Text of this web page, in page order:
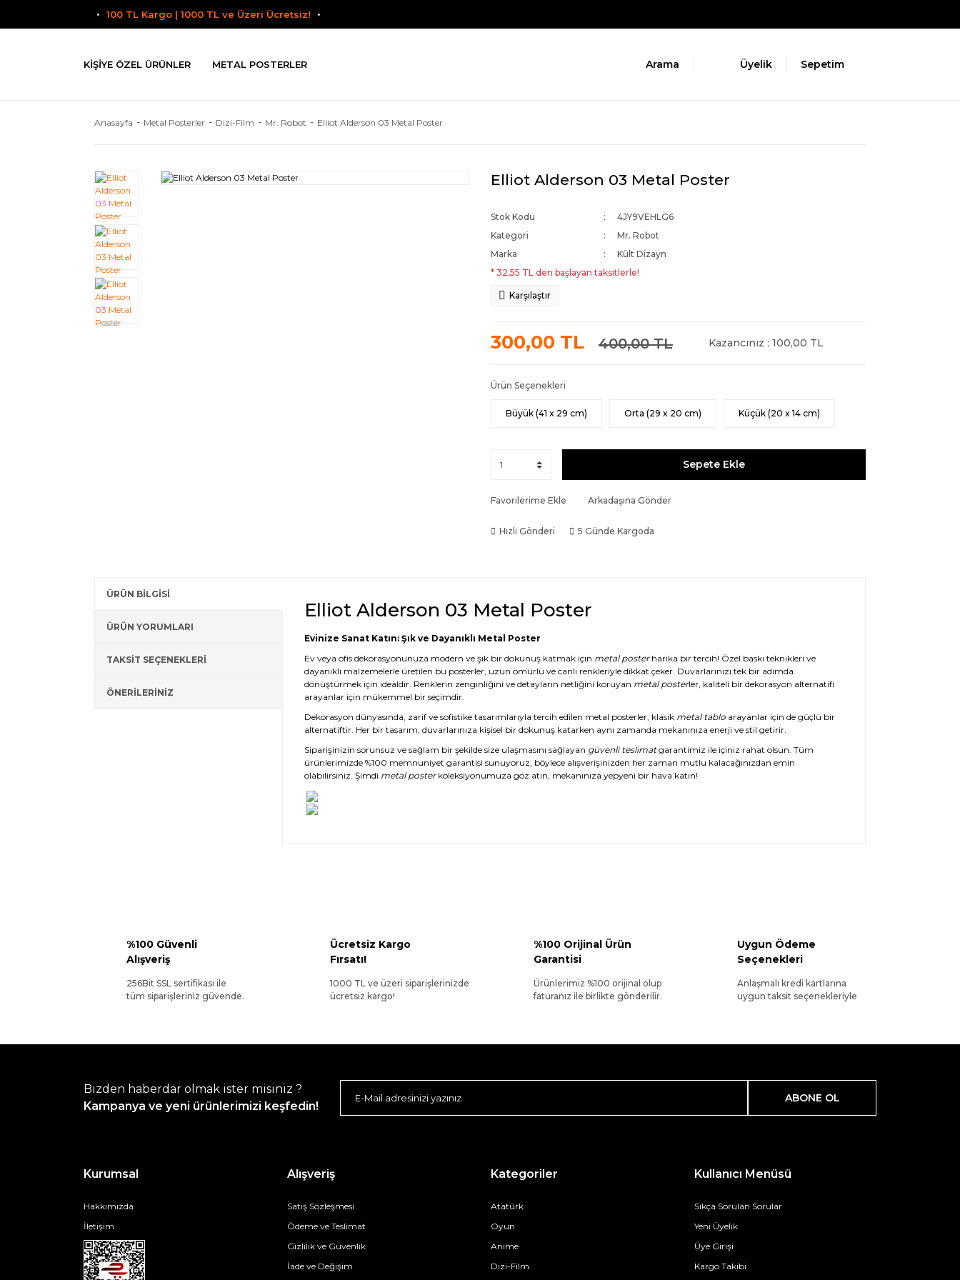
100 TL Kargo | 1000 TL ve Üzeri Ücretsiz!
KIŞIYE ÖZEL ÜRÜNLER METAL POSTERLER Arama Üyelik Sepetim
Anasayfa Metal Posterler Dizi-Film Mr. Robot Elliot Alderson 03 Metal Poster
Elliot Alderson 03 Metal Poster
Stok Kodu
4JY9VEHLG6
Kategori
Mr. Robot
Marka
Kült Dizayn
* 32,55 TL den başlayan taksitlerle!
Karşılaştır
300,00 TL 400,00 TL Kazancınız : 100,00 TL
Ürün Seçenekleri
Büyük (41 x 29 cm) Orta (29 x 20 cm) Küçük (20 x 14 cm)
Sepete Ekle
Favorilerime Ekle Arkadaşına Gönder
Hızlı Gönderi 5 Günde Kargoda
ÜRÜN BİLGİSİ
ÜRÜN YORUMLARI
TAKSİT SEÇENEKLERİ
ÖNERİLERİNİZ
Elliot Alderson 03 Metal Poster
Evinize Sanat Katın: Şık ve Dayanıklı Metal Poster
Ev veya ofis dekorasyonunuza modern ve şık bir dokunuş katmak için metal posterharika bir tercih! Özel baskı teknikleri ve
dayanıklı malzemelerle üretilen bu posterler, uzun ömürlü ve canlı renkleriyle dikkat çeker. Duvarlarınızı tek bir adımda
dönüştürmek için idealdir. Renklerin zenginliğini ve detayların netliğini koruyan metal posterler, kaliteli bir dekorasyon alternatifi
arayanlar için mükemmel bir seçimdir.
Dekorasyon dünyasında, zarif ve sofistike tasarımlarıyla tercih edilen metal posterler, klasik metal tabloarayanlar için de güçlü bir
alternatiftir. Her bir tasarım, duvarlarınıza kişisel bir dokunuş katarken aynı zamanda mekanınıza enerji ve stil getirir.
Siparişinizin sorunsuz ve sağlam bir şekilde size ulaşmasını sağlayan güvenli teslimatgarantimiz ile içiniz rahat olsun. Tüm
ürünlerimizde %100 memnuniyet garantisi sunuyoruz, böylece alışverişinizden her zaman mutlu kalacağınızdan emin
olabilirsiniz. Şimdi metal posterkoleksiyonumuza göz atın, mekanınıza yepyeni bir hava katın!
%100 Güvenli
Alışveriş
256Bit SSL sertifikası ile
tüm siparişleriniz güvende.
Ücretsiz Kargo
Fırsatı!
1000 TL ve üzeri siparişlerinizde
ücretsiz kargo!
%100 Orijinal Ürün
Garantisi
Ürünlerimiz %100 orijinal olup
faturanız ile birlikte gönderilir.
Uygun Ödeme
Seçenekleri
Anlaşmalı kredi kartlarına
uygun taksit seçenekleriyle
Bizden haberdar olmak ister misiniz ?
Kampanya ve yeni ürünlerimizi keşfedin!
ABONE OL
Kurumsal
Hakkımızda
İletişim
Alışveriş
Satış Sözleşmesi
Ödeme ve Teslimat
Gizlilik ve Güvenlik
İade ve Değişim
Kategoriler
Atatürk
Oyun
Anime
Dizi-Film
Kullanıcı Menüsü
Sıkça Sorulan Sorular
Yeni Üyelik
Üye Girişi
Kargo Takibi